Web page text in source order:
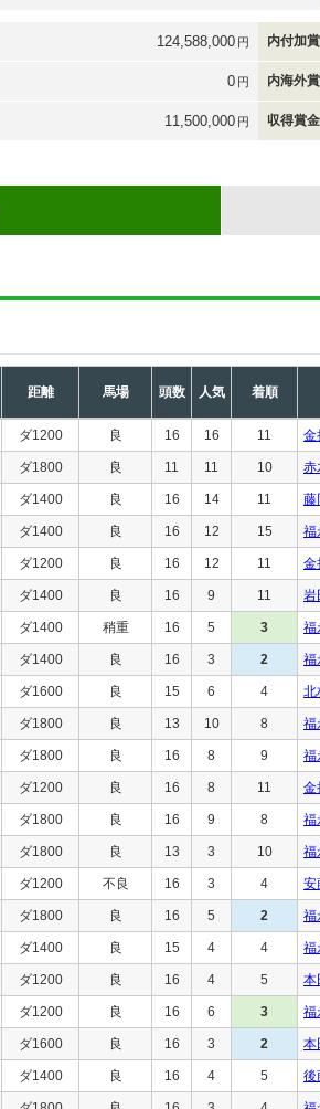
124,588,000 円 内付加賞
0 円 内海外
11,500,000 円 収得賞金
距離 馬場 頭数 人気 着順
ダ1200 良 16 16 11 金
ダ1800 良 11 11 10 赤
ダ1400 良 16 14 11 藤
ダ1400 良 16 12 15 福
ダ1200 良 16 12 11 金
ダ1400 良 16 9 11 岩
ダ1400 稍重 16 5 3 福
ダ1400 良 16 3 2 福
ダ1600 良 15 6 4 北
ダ1800 良 13 10 8 福
ダ1800 良 16 8 9 福
ダ1200 良 16 8 11 金
ダ1800 良 16 9 8 福
ダ1800 良 13 3 10 福
ダ1200 不良 16 3 4 安
ダ1800 良 16 5 2 福
ダ1400 良 15 4 4 福
ダ1200 良 16 4 5 本
ダ1200 良 16 6 3 福
ダ1600 良 16 3 2 本
ダ1400 良 16 4 5 後